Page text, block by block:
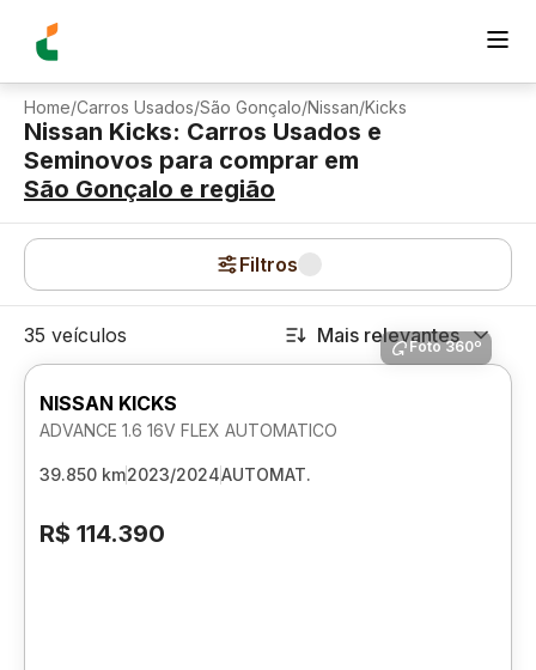
Home/Carros Usados/São Gonçalo/Nissan/Kicks
Nissan Kicks: Carros Usados e
Seminovos para comprar em
São Gonçalo e região
Filtros
35 veículos Mais relevantes
Foto 360º
NISSAN KICKS
ADVANCE 1.6 16V FLEX AUTOMATICO
39.850 km2023/2024AUTOMAT.
R$ 114.390